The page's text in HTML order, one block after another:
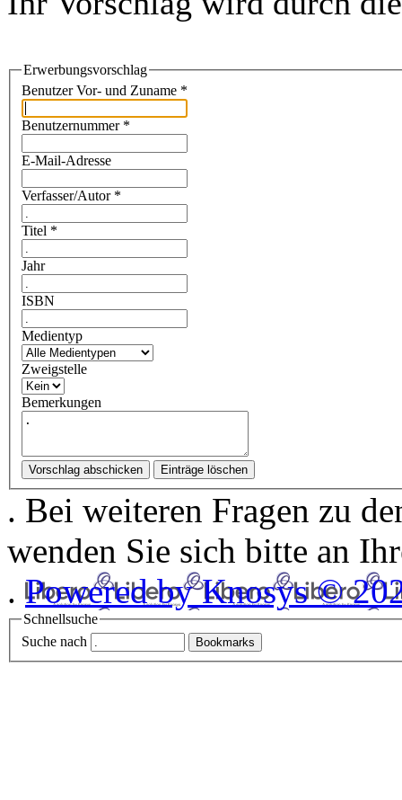
Erwerbungsvorschlag
Benutzer Vor- und Zuname *
Benutzernummer *
E-Mail-Adresse
Verfasser/Autor *
Titel *
Jahr
ISBN
Medientyp
Zweigstelle
Bemerkungen
. Bei weiteren Fragen zu
wenden Sie sich bitte an
. Powered by Knosys ©
Schnellsuche
Suche nach